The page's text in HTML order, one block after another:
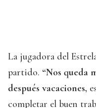
La jugadora del
partido. “Nos queda
después vacaciones,
completar el buen